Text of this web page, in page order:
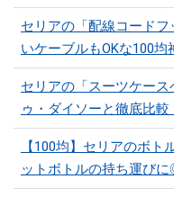
セリアの「配線コード
いケーブルもOKな100均
セリアの「スーツケー
ゥ・ダイソーと徹底比較
【100均】セリアのボ
ットボトルの持ち運び